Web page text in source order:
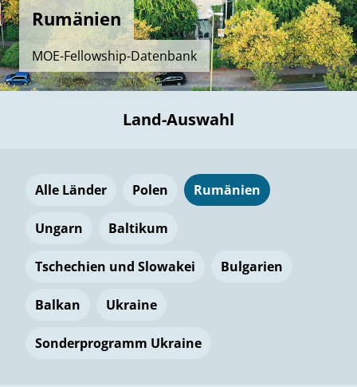
Rumänien
MOE-Fellowship-Datenbank
Land-Auswahl
Alle Länder Polen Rumänien
Ungarn Baltikum
Tschechien und Slowakei Bulgarien
Balkan Ukraine
Sonderprogramm Ukraine